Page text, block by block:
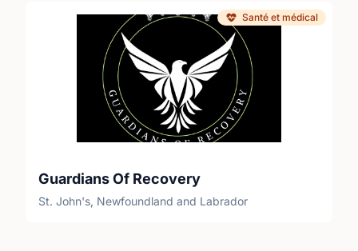
Santé et médical
Guardians Of Recovery
St. John's, Newfoundland and Labrador